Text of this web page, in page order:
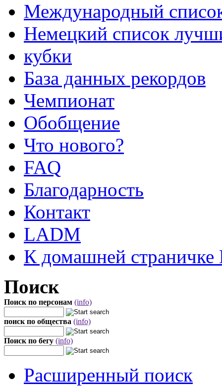
Международный
Немецкий список
кубки
База данных рекордов
Чемпионат
Обобщение
Что нового?
FAQ
Благодарность
Контакт
LADM
К домашней страничке
Поиск
Поиск по персонам (info)
поиск по общества (info)
Поиск по бегу (info)
Расширенный поиск